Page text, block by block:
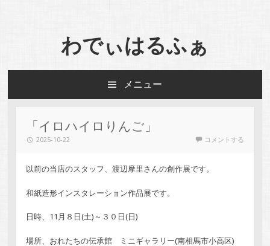
わでぃはるふぁ
メニュー
「イロハイロりんご」
2025-10-22 コメントする
以前の当店のスタッフ、渡辺摩里さんの創作展です。
和紙造形インスタレーション作品展です。
日時、11月８日(土)～３０日(日)
場所、おれたちの伝承館 ミニギャラリー(南相馬市小高区)